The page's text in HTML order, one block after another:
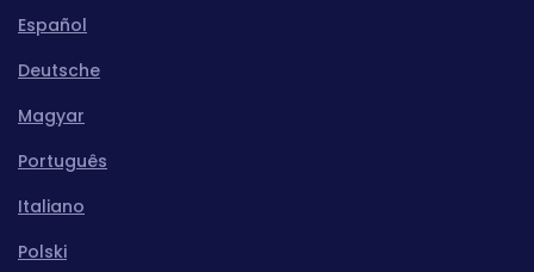
Español
Deutsche
Magyar
Português
Italiano
Polski